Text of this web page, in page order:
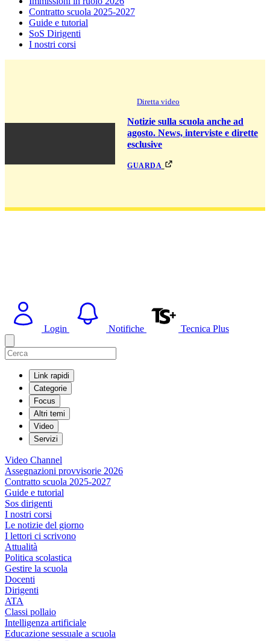
Contratto scuola 2025-2027
Guide e tutorial
SoS Dirigenti
I nostri corsi
Diretta video
Notizie sulla scuola anche ad
agosto. News, interviste e dirette
esclusive
guarda
Login Notifiche Tecnica Plus
Link rapidi
Categorie
Focus
Altri temi
Video
Servizi
Video Channel
Assegnazioni provvisorie 2026
Contratto scuola 2025-2027
Guide e tutorial
Sos dirigenti
I nostri corsi
Le notizie del giorno
I lettori ci scrivono
Attualità
Politica scolastica
Gestire la scuola
Docenti
Dirigenti
ATA
Classi pollaio
Intelligenza artificiale
Educazione sessuale a scuola